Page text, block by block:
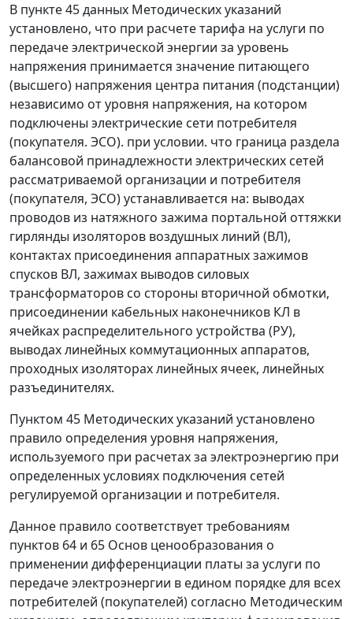
В пункте 45данных Методических указаний
установлено, что при расчете тарифа на услуги по
передаче электрической энергии за уровень
напряжения принимается значение питающего
(высшего) напряжения центра питания (подстанции)
независимо от уровня напряжения, на котором
подключены электрические сети потребителя
(покупателя. ЭСО). при условии. что граница раздела
балансовой принадлежности электрических сетей
рассматриваемой организации и потребителя
(покупателя, ЭСО) устанавливается на: выводах
проводов из натяжного зажима портальной оттяжки
гирлянды изоляторов воздушных линий (ВЛ),
контактах присоединения аппаратных зажимов
спусков ВЛ, зажимах выводов силовых
трансформаторов со стороны вторичной обмотки,
присоединении кабельных наконечников КЛ в
ячейках распределительного устройства (РУ),
выводах линейных коммутационных аппаратов,
проходных изоляторах линейных ячеек, линейных
разъединителях.
Пунктом 45 Методических указаний установлено
правило определения уровня напряжения,
используемого при расчетах за электроэнергию при
определенных условиях подключения сетей
регулируемой организации и потребителя.
Данное правило соответствует требованиям
пунктов 64 и 65 Основ ценообразования о
применении дифференциации платы за услуги по
передаче электроэнергии в едином порядке для всех
потребителей (покупателей) согласно Методическим